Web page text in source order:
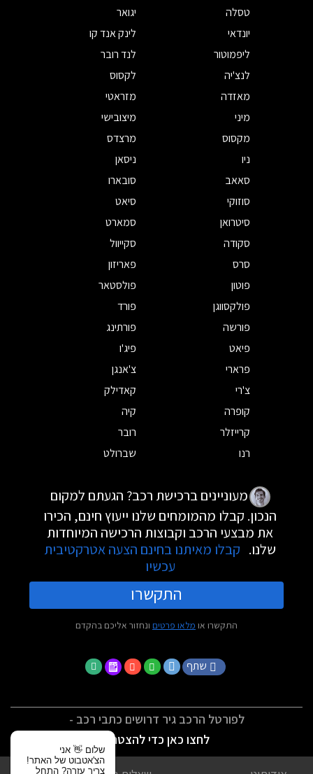
טסלה
יגואר
יונדאי
לינק אנד קו
ליפמוטור
לנד רובר
לנצ'יה
לקסוס
מאזדה
מזראטי
מיני
מיצובישי
מקסוס
מרצדס
ניו
ניסאן
סאאב
סובארו
סוזוקי
סיאט
סיטרואן
סמארט
סקודה
סקייוול
סרס
פאריזון
פוטון
פולסטאר
פולקסווגן
פורד
פורשה
פורתינג
פיאט
פיג'ו
פרארי
צ'אנגן
צ'רי
קאדילק
קופרה
קיה
קרייזלר
רובר
רנו
שברולט
מעוניינים ברכישת רכב? הגעתם למקום
הנכון. קבלו מהמומחים שלנו ייעוץ חינם, הכירו
את מבצעי הרכב וקבוצות הרכישה המיוחדות
שלנו. קבלו מאיתנו בחינם הצעה אטרקטיבית
עכשיו
התקשרו
התקשרו או מלאו פרטים ונחזור אליכם בהקדם
שתף
לפורטל הרכב גיר דרושים כתבי רכב -
לחצו כאן כדי להצטרף
שלום 👋 אני
הצ'אטבוט של האתר!
צריך עזרה? התחל